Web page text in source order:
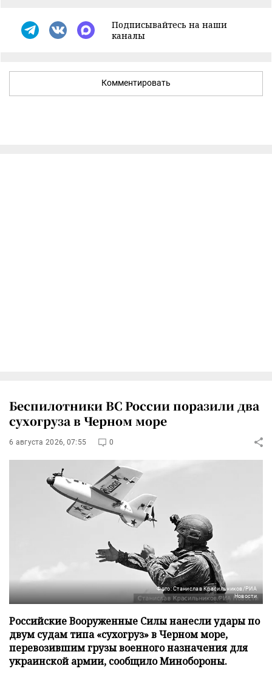
Подписывайтесь на наши
каналы
Комментировать
Беспилотники ВС России поразили два
сухогруза в Черном море
6 августа 2026, 07:55 0
Фото: Станислав Красильников/РИА
Новости
Российские Вооруженные Силы нанесли удары по
двум судам типа «сухогруз» в Черном море,
перевозившим грузы военного назначения для
украинской армии, сообщило Минобороны.